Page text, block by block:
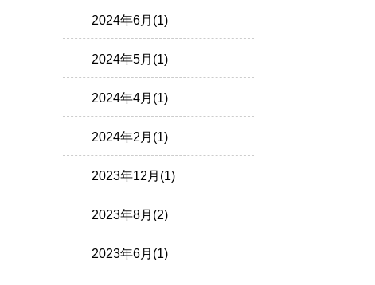
2024年6月(1)
2024年5月(1)
2024年4月(1)
2024年2月(1)
2023年12月(1)
2023年8月(2)
2023年6月(1)